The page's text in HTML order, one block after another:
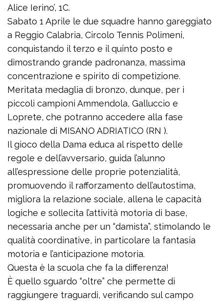
Alice Ierino’, 1C.
Sabato 1 Aprile le due squadre hanno gareggiato
a Reggio Calabria, Circolo Tennis Polimeni,
conquistando il terzo e il quinto posto e
dimostrando grande padronanza, massima
concentrazione e spirito di competizione.
Meritata medaglia di bronzo, dunque, per i
piccoli campioni Ammendola, Galluccio e
Loprete, che potranno accedere alla fase
nazionale di MISANO ADRIATICO (RN ).
Il gioco della Dama educa al rispetto delle
regole e dell’avversario, guida l’alunno
all’espressione delle proprie potenzialità,
promuovendo il rafforzamento dell’autostima,
migliora la relazione sociale, allena le capacità
logiche e sollecita l’attività motoria di base,
necessaria anche per un “damista”, stimolando le
qualità coordinative, in particolare la fantasia
motoria e l’anticipazione motoria.
Questa è la scuola che fa la differenza!
È quello sguardo “oltre” che permette di
raggiungere traguardi, verificando sul campo